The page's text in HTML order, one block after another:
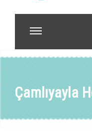
Çamlıyayla